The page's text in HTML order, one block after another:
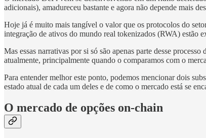
adicionais), amadureceu bastante e agora não depende mais
Hoje já é muito mais tangível o valor que os protocolos do
integração de ativos do mundo real tokenizados (RWA) estão
Mas essas narrativas por si só são apenas parte desse
atualmente, principalmente quando o comparamos com o
Para entender melhor este ponto, podemos mencionar dois
estado atual de cada um deles e de como o mercado está se
O mercado de opções on-chain